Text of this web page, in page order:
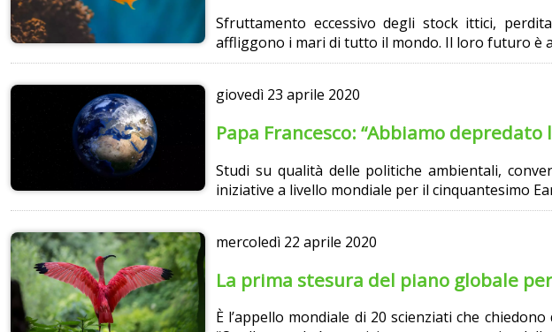
Sfruttamento eccessivo degli stock ittici,
affliggono i mari di tutto il mondo. Il loro futuro è
giovedì 23 aprile 2020
Papa Francesco: “Abbiamo
Studi su qualità delle politiche ambientali,
iniziative a livello mondiale per il cinquantesimo
mercoledì 22 aprile 2020
La prima stesura del piano globale
È l’appello mondiale di 20 scienziati che